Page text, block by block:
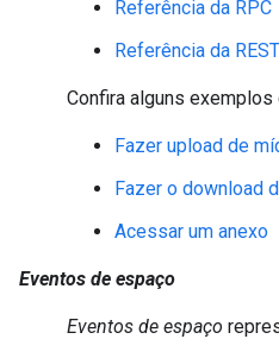
Referência da RPC
Referência da REST
Confira alguns exemplos
Fazer upload de
Fazer o download
Acessar um anexo
Eventos de espaço
Eventos de espaço